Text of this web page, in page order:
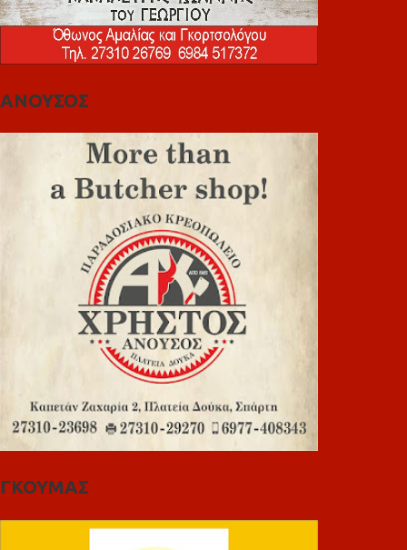
ΑΝΟΥΣΟΣ
ΓΚΟΥΜΑΣ